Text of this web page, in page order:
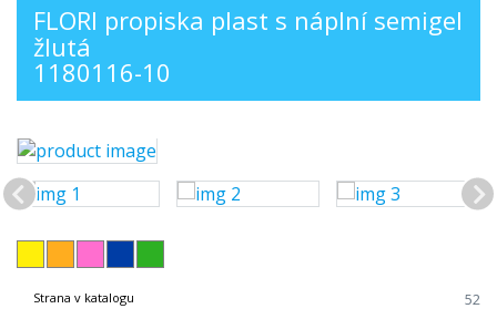
FLORI propiska plast s náplní semigel
žlutá
1180116-10
Strana v katalogu 52